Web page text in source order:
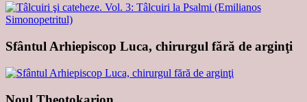
Sfântul Arhiepiscop Luca, chirurgul fără de arginţi